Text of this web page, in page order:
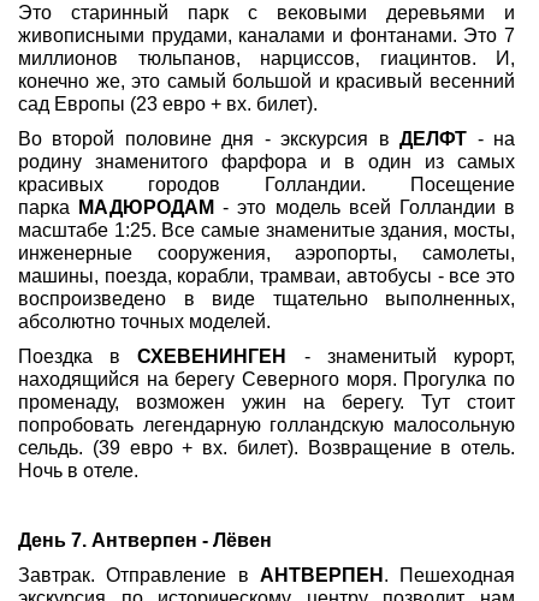
Это старинный парк с вековыми деревьями и
живописными прудами, каналами и фонтанами. Это 7
миллионов тюльпанов, нарциссов, гиацинтов. И,
конечно же, это самый большой и красивый весенний
сад Европы (23 евро + вх. билет).
Во второй половине дня - экскурсия вДЕЛФТ - на
родину знаменитого фарфора и в один из самых
красивых городов Голландии. Посещение
парка
МАДЮРОДАМ - это модель всей Голландии в
масштабе 1:25. Все самые знаменитые здания, мосты,
инженерные сооружения, аэропорты, самолеты,
машины, поезда, корабли, трамваи, автобусы - все это
воспроизведено в виде тщательно выполненных,
абсолютно точных моделей.
Поездка вСХЕВЕНИНГЕН
- знаменитый курорт,
находящийся на берегу Северного моря. Прогулка по
променаду, возможен ужин на берегу. Тут стоит
попробовать легендарную голландскую малосольную
сельдь. (39 евро + вх. билет). Возвращение в отель.
Ночь в отеле.
День 7. Антверпен - Лёвен
Завтрак. Отправление в АНТВЕРПЕН . Пешеходная